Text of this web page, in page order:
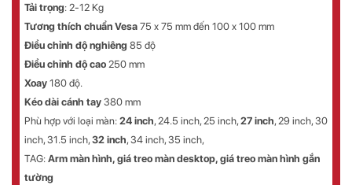
Tải trọng: 2-12 Kg
Tương thích chuẩn Vesa 75 x 75 mm đến 100 x 100 mm
Điều chỉnh độ nghiêng 85 độ
Điều chỉnh độ cao 250 mm
Xoay 180 độ.
Kéo dài cánh tay 380 mm
Phù hợp với loại màn: 24 inch, 24.5 inch, 25 inch, 27 inch, 29 inch, 30
inch, 31.5 inch, 32 inch, 34 inch, 35 inch,
TAG: Arm màn hình, giá treo màn desktop, giá treo màn hình gắn
tường